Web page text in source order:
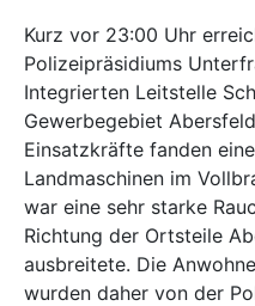
Kurz vor 23:00 Uhr
Polizeipräsidiums
Integrierten Leitstelle
Gewerbegebiet
Einsatzkräfte fanden
Landmaschinen im
war eine sehr starke
Richtung der Ortsteile
ausbreitete. Die
wurden daher von der